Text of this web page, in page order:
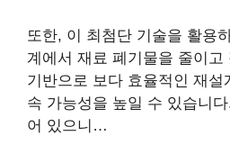
또한, 이 최첨단 기술을 활용
계에서 재료 폐기물을 줄이고
기반으로 보다 효율적인 재설
속 가능성을 높일 수 있습니
어 있으니…